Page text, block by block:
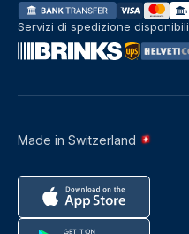
Made in Switzerland
Servizi di spedizione disponibili